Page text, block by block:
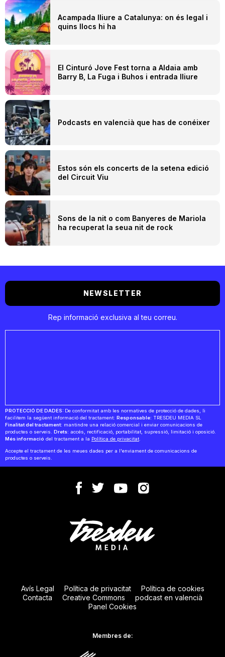
Acampada lliure a Catalunya: on és legal i
quins llocs hi ha
El Cinturó Jove Fest torna a Aldaia amb
Barry B, La Fuga i Buhos i entrada lliure
Podcasts en valencià que has de conéixer
Estos són els concerts de la setena edició
del Circuit Viu
Sons de la nit o com Banyeres de Mariola
ha recuperat la seua nit de rock
NEWSLETTER
Rep informació exclusiva al teu correu.
PROTECCIÓ DE DADES: De conformitat amb les normatives de protecció de dades, li
facilitem la següent informació del tractament: Responsable: TRESDEU MEDIA SL
Finalitat del tractament: mantindre una relació comercial i enviar comunicacions de
productes o serveis. Drets: accés, rectificació, portabilitat, supressió, limitació i oposició.
Més informació del tractament a la Política de privacitat.
Accepte el tractament de les meues dades per a l'enviament de comunicacions de
productes o serveis.
Avís Legal Política de privacitat
Política de cookies
Contacta
Creative Commons
podcast en valencià
Panel Cookies
Membres de: